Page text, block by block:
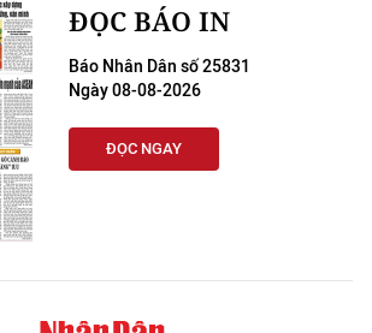
ĐỌC BÁO IN
Báo Nhân Dân số 25831
Ngày 08-08-2026
ĐỌC NGAY